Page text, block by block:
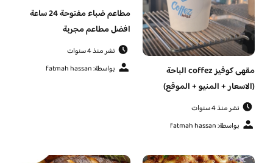
مقهى كوفيز coffez الباحة
(الاسعار + المنيو + الموقع)
نشر منذ 4 سنوات
بواسطة: fatmah hassan
مطاعم ضباء مفتوحة 24 ساعة
افضل مطاعم مجربة
نشر منذ 4 سنوات
بواسطة: fatmah hassan